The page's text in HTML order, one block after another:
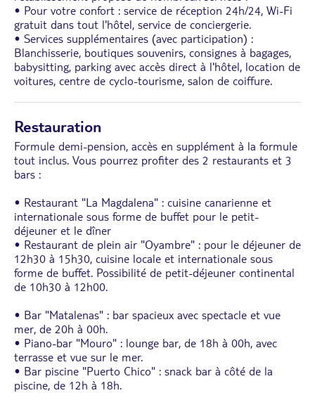
• Pour votre confort : service de réception 24h/24, Wi-Fi
gratuit dans tout l'hôtel, service de conciergerie.
• Services supplémentaires (avec participation) :
Blanchisserie, boutiques souvenirs, consignes à bagages,
babysitting, parking avec accès direct à l'hôtel, location de
voitures, centre de cyclo-tourisme, salon de coiffure.
Restauration
Formule demi-pension, accès en supplément à la formule
tout inclus. Vous pourrez profiter des 2 restaurants et 3
bars :
• Restaurant "La Magdalena" : cuisine canarienne et
internationale sous forme de buffet pour le petit-
déjeuner et le dîner
• Restaurant de plein air "Oyambre" : pour le déjeuner de
12h30 à 15h30, cuisine locale et internationale sous
forme de buffet. Possibilité de petit-déjeuner continental
de 10h30 à 12h00.
• Bar "Matalenas" : bar spacieux avec spectacle et vue
mer, de 20h à 00h.
• Piano-bar "Mouro" : lounge bar, de 18h à 00h, avec
terrasse et vue sur le mer.
• Bar piscine "Puerto Chico" : snack bar à côté de la
piscine, de 12h à 18h.